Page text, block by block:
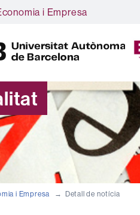
i Empresa
i Empresa Detall de notícia